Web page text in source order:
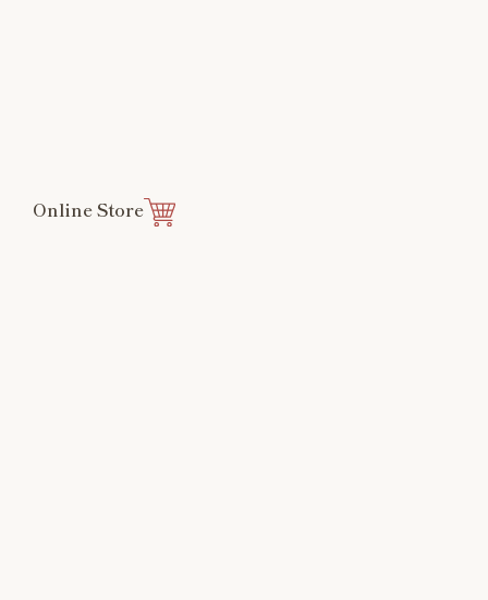
Online Store